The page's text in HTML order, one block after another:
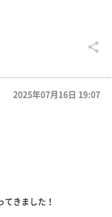
2025年07月16日 19:07
きました！